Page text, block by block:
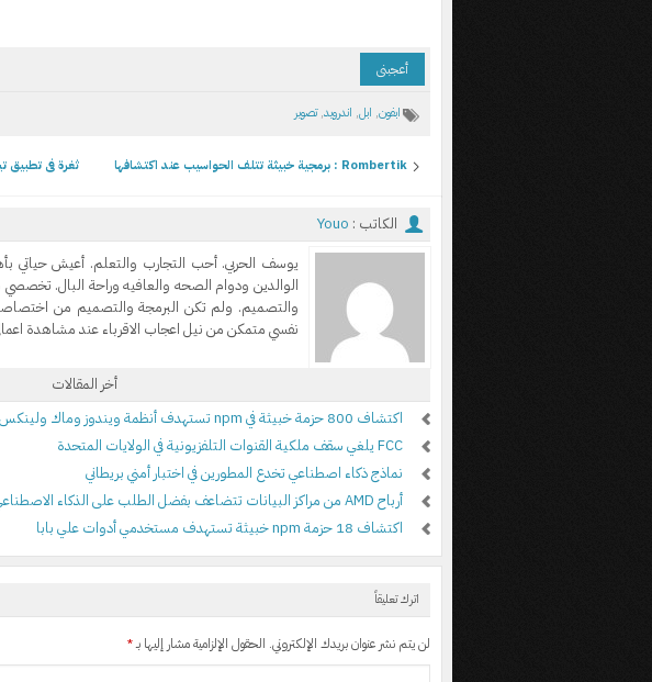
أعجبنى
ابفون, ابل, اندرويد,تصوير
Rombertik : برمجية خبيثة تتلف الحواسيب عند اكتشافها ثغرة في تطبيق
الكاتب : Youo
يوسف الحربي. أحب التجارب والتعلم. أعيش حياتي
الوالدين ودوام الصحه والعافيه وراحة البال.
والتصميم. ولم تكن البرمجة والتصميم من
نفسي متمكن من نيل اعجاب الاقرباء عند مشاهدة
أخر المقالات
اكتشاف 800 حزمة خبيثة في npm تستهدف أنظمة ويندوز وماك ولينكس
FCC يلغي سقف ملكية القنوات التلفزيونية في الولايات المتحدة
نماذج ذكاء اصطناعي تخدع المطورين في اختبار أمني بريطاني
أرباح AMD من مراكز البيانات تتضاعف بفضل الطلب على الذكاء الاصطناعي
اكتشاف 18 حزمة npm خبيثة تستهدف مستخدمي أدوات علي بابا
اترك تعليقاً
لن يتم نشر عنوان بريدك الإلكتروني. الحقول الإلزامية مشار إليها بـ*